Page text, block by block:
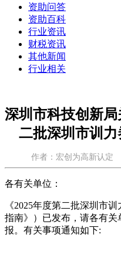
资助问答
资助百科
行业资讯
财税资讯
其他新闻
行业相关
深圳市科技创新
二批深圳市训
作者：宏创为高新认定
各有关单位：
《2025年度第二批深圳市
指南》）已发布，请各有
报。有关事项通知如下: